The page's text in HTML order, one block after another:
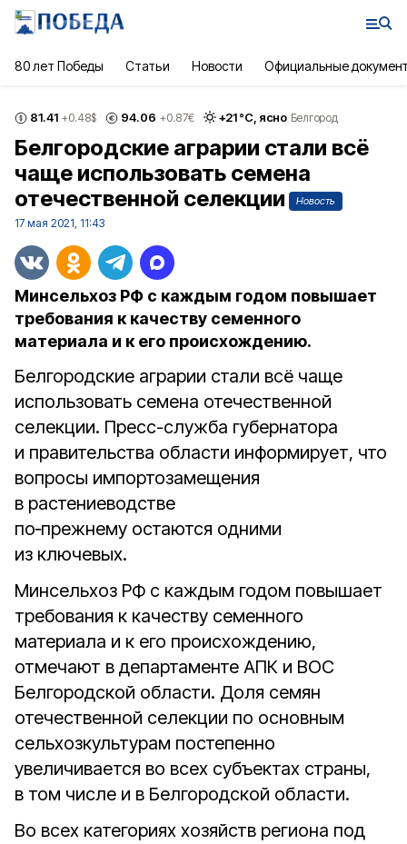
80 лет Победы Статьи Новости Официальные
81.41 +0.48$ 94.06 +0.87€ +21°С, ясно Белгород
Белгородские аграрии стали всё
чаще использовать семена
отечественной селекции
Новость
17 мая 2021, 11:43
Минсельхоз РФ с каждым годом повышает
требования к качеству семенного
материала и к его происхождению.
Белгородские аграрии стали всё чаще
использовать семена отечественной
селекции. Пресс-служба губернатора
и правительства области информирует, что
вопросы импортозамещения
в растениеводстве
по‑прежнему остаются одними
из ключевых.
Минсельхоз РФ с каждым годом повышает
требования к качеству семенного
материала и к его происхождению,
отмечают в департаменте АПК и ВОС
Белгородской области. Доля семян
отечественной селекции по основным
сельхозкультурам постепенно
увеличивается во всех субъектах страны,
в том числе и в Белгородской области.
Во всех категориях хозяйств региона под